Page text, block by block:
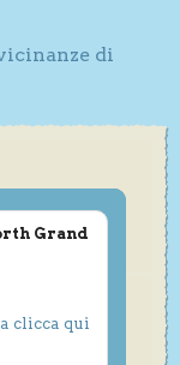
di
Grand
clicca qui